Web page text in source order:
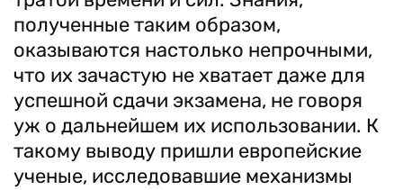
полученные таким образом,
оказываются настолько непрочными,
что их зачастую не хватает даже для
успешной сдачи экзамена, не говоря
уж о дальнейшем их использовании. К
такому выводу пришли европейские
ученые, исследовавшие механизмы